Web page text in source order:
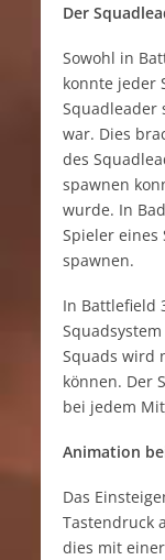
Der
Sowohl in
konnte jeder
Squadleader
war. Dies
des
spawnen
wurde. In
Spieler eines
spawnen.
In Battlefield
Squads wird
können. Der
bei jedem
Animation
Das
Tastendruck
dies mit